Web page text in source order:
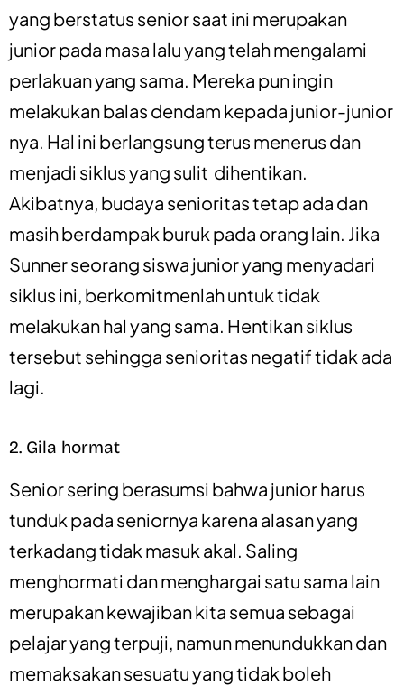
yang berstatus senior saat ini merupakan
junior pada masa lalu yang telah mengalami
perlakuan yang sama. Mereka pun ingin
melakukan balas dendam kepada junior-junior
nya. Hal ini berlangsung terus menerus dan
menjadi siklus yang sulit dihentikan.
Akibatnya, budaya senioritas tetap ada dan
masih berdampak buruk pada orang lain. Jika
Sunner seorang siswa junior yang menyadari
siklus ini, berkomitmenlah untuk tidak
melakukan hal yang sama. Hentikan siklus
tersebut sehingga senioritas negatif tidak ada
lagi.
2. Gila hormat
Senior sering berasumsi bahwa junior harus
tunduk pada seniornya karena alasan yang
terkadang tidak masuk akal. Saling
menghormati dan menghargai satu sama lain
merupakan kewajiban kita semua sebagai
pelajar yang terpuji, namun menundukkan dan
memaksakan sesuatu yang tidak boleh